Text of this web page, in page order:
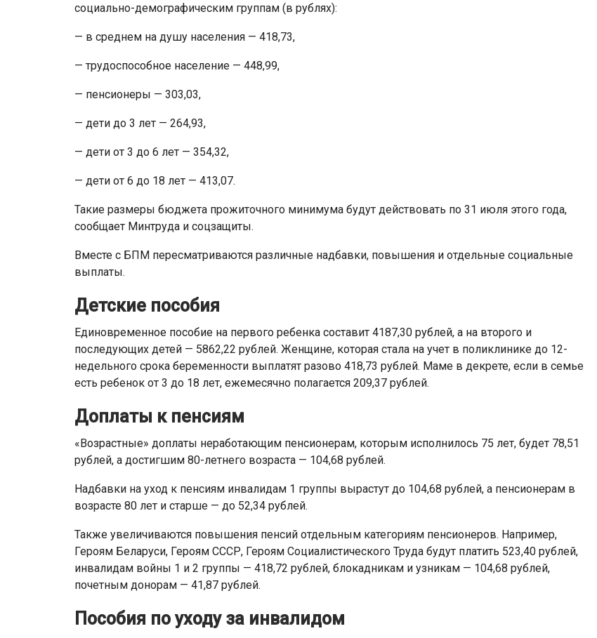
социально-демографическим группам (в рублях):
— в среднем на душу населения — 418,73,
— трудоспособное население — 448,99,
— пенсионеры — 303,03,
— дети до 3 лет — 264,93,
— дети от 3 до 6 лет — 354,32,
— дети от 6 до 18 лет — 413,07.
Такие размеры бюджета прожиточного минимума будут действовать по 31 июля этого года,
сообщает Минтруда и соцзащиты.
Вместе с БПМ пересматриваются различные надбавки, повышения и отдельные социальные
выплаты.
Детские пособия
Единовременное пособие на первого ребенка составит 4187,30 рублей, а на второго и
последующих детей — 5862,22 рублей. Женщине, которая стала на учет в поликлинике до 12-
недельного срока беременности выплатят разово 418,73 рублей. Маме в декрете, если в семье
есть ребенок от 3 до 18 лет, ежемесячно полагается 209,37 рублей.
Доплаты к пенсиям
«Возрастные» доплаты неработающим пенсионерам, которым исполнилось 75 лет, будет 78,51
рублей, а достигшим 80-летнего возраста — 104,68 рублей.
Надбавки на уход к пенсиям инвалидам 1 группы вырастут до 104,68 рублей, а пенсионерам в
возрасте 80 лет и старше — до 52,34 рублей.
Также увеличиваются повышения пенсий отдельным категориям пенсионеров. Например,
Героям Беларуси, Героям СССР, Героям Социалистического Труда будут платить 523,40 рублей,
инвалидам войны 1 и 2 группы — 418,72 рублей, блокадникам и узникам — 104,68 рублей,
почетным донорам — 41,87 рублей.
Пособия по уходу за инвалидом